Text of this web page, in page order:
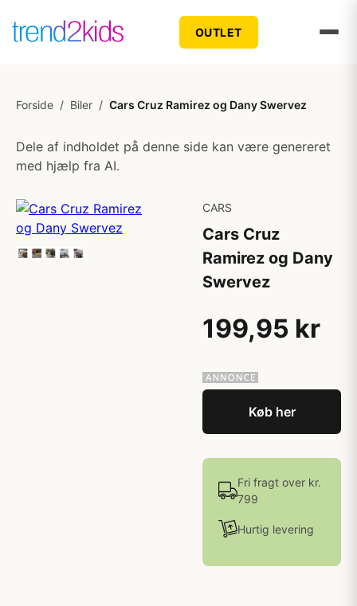
OUTLET
Forside / Biler / Cars Cruz Ramirez og Dany Swervez
Dele af indholdet på denne side kan være genereret
med hjælp fra AI.
CARS
Cars Cruz
Ramirez og Dany
Swervez
199,95 kr
Køb her
Fri fragt over kr.
799
Hurtig levering